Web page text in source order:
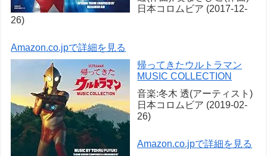
日本コロムビア (2017-12-
26)
Amazon.co.jpで詳細を見る
帰ってきたウルトラマン
MUSIC COLLECTION
音楽:冬木 透(アーティスト)
日本コロムビア (2019-02-
26)
Amazon.co.jpで詳細を見る